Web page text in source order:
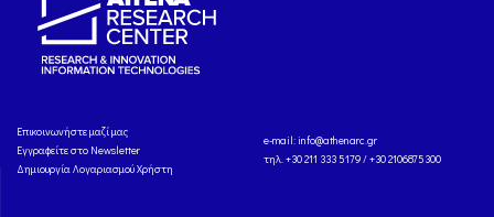
Eπικοινωνήστε μαζί μας
Εγγραφείτε στο Newsletter
Δημιουργία Λογαριασμού Χρήστη
e-mail: info@athenarc.gr
τηλ. +30 211 333 5179 / +30 2106875300